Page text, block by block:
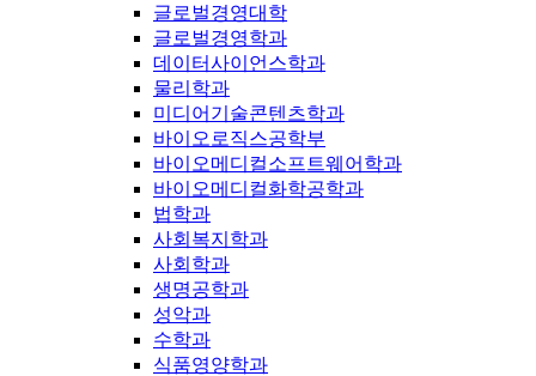
글로벌경영대학
글로벌경영학과
데이터사이언스학과
물리학과
미디어기술콘텐츠학과
바이오로직스공학부
바이오메디컬소프트웨어학과
바이오메디컬화학공학과
법학과
사회복지학과
사회학과
생명공학과
성악과
수학과
식품영양학과